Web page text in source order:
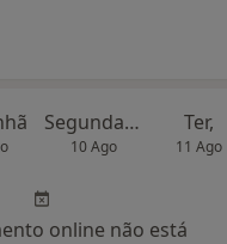
Segunda-feira
10 Ago
Ter,
11 Ago
online não está